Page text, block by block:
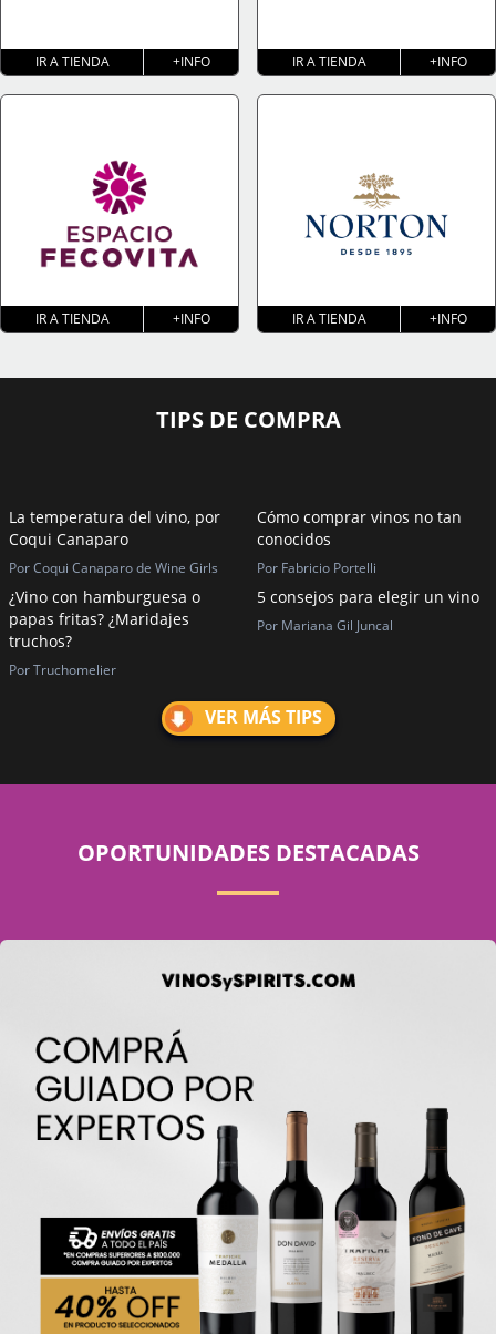
IR A TIENDA +INFO IR A TIENDA +INFO
IR A TIENDA +INFO IR A TIENDA +INFO
TIPS DE COMPRA
La temperatura del vino, por
Coqui Canaparo
Por Coqui Canaparo de Wine Girls
Cómo comprar vinos no tan
conocidos
Por Fabricio Portelli
¿Vino con hamburguesa o
papas fritas? ¿Maridajes
truchos?
Por Truchomelier
5 consejos para elegir un vino
Por Mariana Gil Juncal
VER MÁS TIPS
OPORTUNIDADES DESTACADAS